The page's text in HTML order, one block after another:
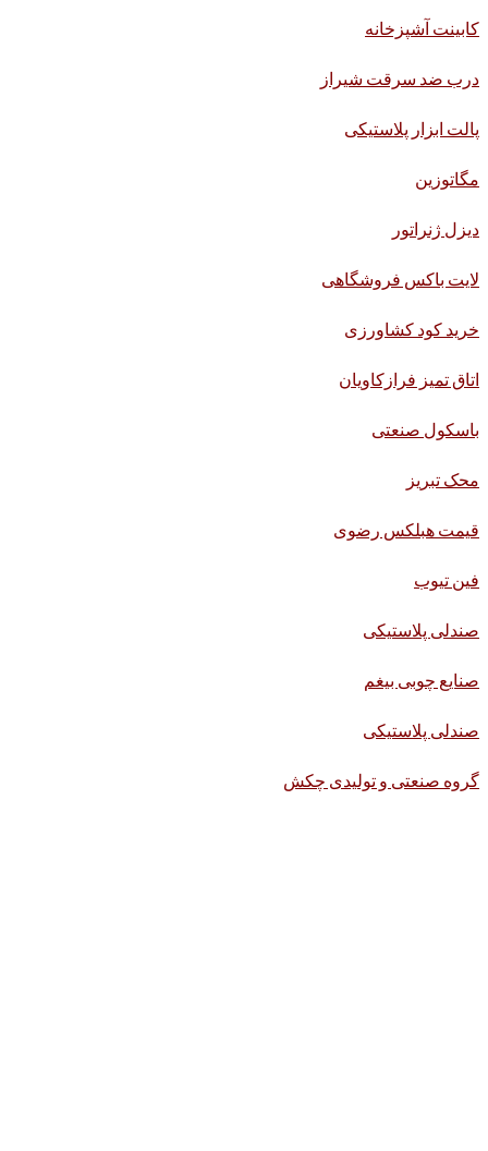
کابینت آشپزخانه
درب ضد سرقت شیراز
پالت ابزار پلاستیکی
مگاتوزین
دیزل ژنراتور
لایت باکس فروشگاهی
خرید کود کشاورزی
اتاق تمیز فرازکاویان
باسکول صنعتی
محک تبریز
قیمت هبلکس رضوی
فین تیوب
صندلی پلاستیکی
صنایع چوبی بیغم
صندلی پلاستیکی
گروه صنعتی و تولیدی چکش